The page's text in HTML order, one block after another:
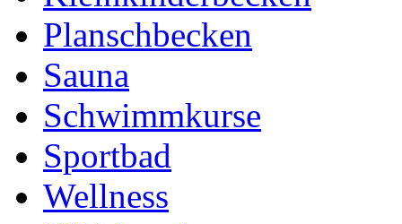
Planschbecken
Sauna
Schwimmkurse
Sportbad
Wellness